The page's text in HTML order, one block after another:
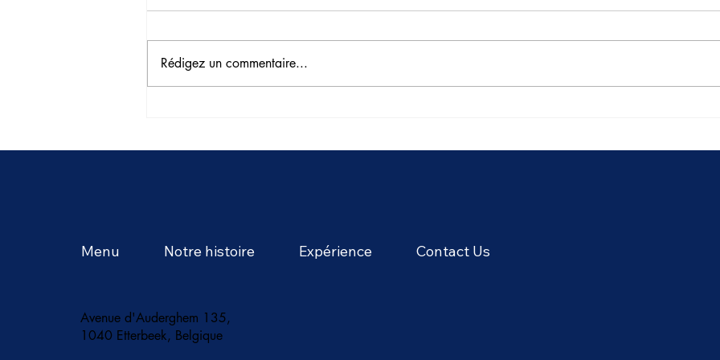
et de saveurs intenses
saveurs les plus sucrées du
Rédigez un commentaire...
Avenue d'Auderghem 135,
1040 Etterbeek, Belgique
Menu Notre histoire Expérience Contact Us